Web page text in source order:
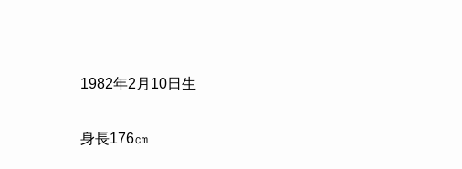
1982年2月10日生
身長176㎝